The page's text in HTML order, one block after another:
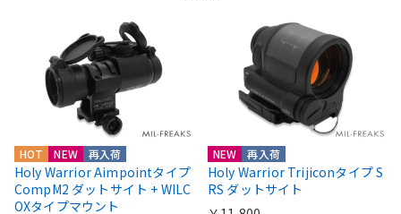
HOT NEW 再入荷
Holy Warrior Aimpointタイプ
CompM2 ダットサイト + WILC
OXタイプマウント
NEW 再入荷
Holy Warrior Trijiconタイプ S
RS ダットサイト